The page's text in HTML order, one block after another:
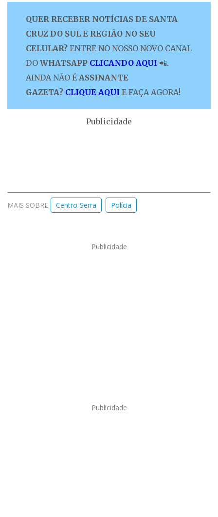
QUER RECEBER NOTÍCIAS DE SANTA
CRUZ DO SUL E REGIÃO NO SEU
CELULAR? ENTRE NO NOSSO NOVO CANAL
DO WHATSAPP CLICANDO AQUI 📲.
AINDA NÃO É ASSINANTE
GAZETA? CLIQUE AQUI E FAÇA AGORA!
Publicidade
MAIS SOBRE Centro-Serra Polícia
Publicidade
Publicidade